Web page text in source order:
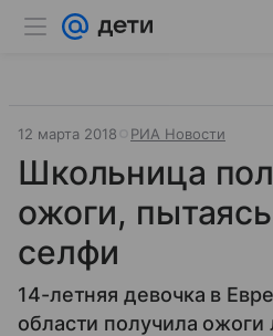
12 марта 2018 РИА Новости
Школьница
ожоги,
селфи
14-летняя девочка в
области получила ожоги